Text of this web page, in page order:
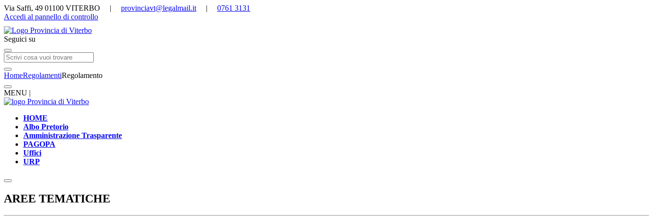
Via Saffi, 49 01100 VITERBO | provinciavt@legalmail.it | 0761 3131
Accedi al pannello di controllo
Seguici su
HomeRegolamentiRegolamento
MENU |
HOME
Albo Pretorio
Amministrazione Trasparente
PAGOPA
Uffici
URP
AREE TEMATICHE